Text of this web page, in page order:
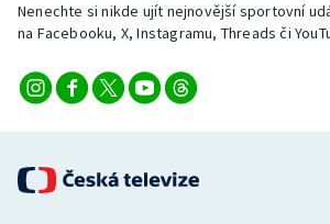
Vodní slalom
Nenechte si nikde ujít nejnovější sportovní
na Facebooku, X, Instagramu, Threads či